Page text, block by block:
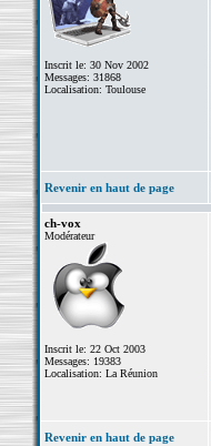
Inscrit le: 30 Nov 2002
Messages: 31868
Localisation: Toulouse
Revenir en haut de page
ch-vox
Modérateur
Inscrit le: 22 Oct 2003
Messages: 19383
Localisation: La Réunion
Revenir en haut de page